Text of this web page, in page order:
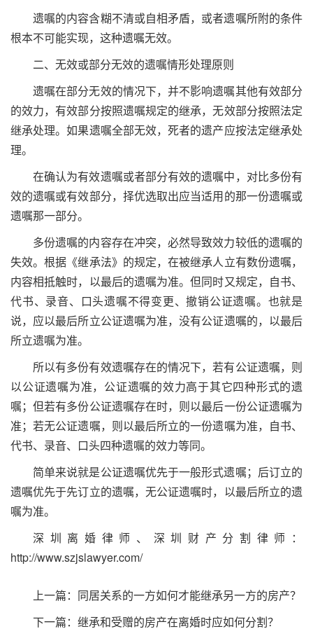
遗嘱的内容含糊不清或自相矛盾，或者遗嘱所附的条件
根本不可能实现，这种遗嘱无效。
二、无效或部分无效的遗嘱情形处理原则
遗嘱在部分无效的情况下，并不影响遗嘱其他有效部分
的效力，有效部分按照遗嘱规定的继承，无效部分按照法定
继承处理。如果遗嘱全部无效，死者的遗产应按法定继承处
理。
在确认为有效遗嘱或者部分有效的遗嘱中，对比多份有
效的遗嘱或有效部分，择优选取出应当适用的那一份遗嘱或
遗嘱那一部分。
多份遗嘱的内容存在冲突，必然导致效力较低的遗嘱的
失效。根据《继承法》的规定，在被继承人立有数份遗嘱，
内容相抵触时，以最后的遗嘱为准。但同时又规定，自书、
代书、录音、口头遗嘱不得变更、撤销公证遗嘱。也就是
说，应以最后所立公证遗嘱为准，没有公证遗嘱的，以最后
所立遗嘱为准。
所以有多份有效遗嘱存在的情况下，若有公证遗嘱，则
以公证遗嘱为准，公证遗嘱的效力高于其它四种形式的遗
嘱；但若有多份公证遗嘱存在时，则以最后一份公证遗嘱为
准；若无公证遗嘱，则以最后所立的一份遗嘱为准，自书、
代书、录音、口头四种遗嘱的效力等同。
简单来说就是公证遗嘱优先于一般形式遗嘱；后订立的
遗嘱优先于先订立的遗嘱，无公证遗嘱时，以最后所立的遗
嘱为准。
深圳离婚律师 、 深圳财产分割律师 ：
http://www.szjslawyer.com/
上一篇： 同居关系的一方如何才能继承另一方的房产？
下一篇： 继承和受赠的房产在离婚时应如何分割？